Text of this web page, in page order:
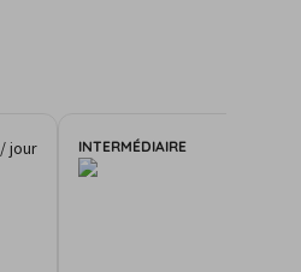
/ jour INTERMÉDIAIRE